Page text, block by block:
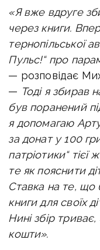
«Я вже вдруге
через книги.
тернопільської
Пульс!“ про
— розповідає
— Тоді я збирав
був поранений
я допомагаю
за донат у 100
патріотики“
те як пояснити
Ставка на те, що
книги для своїх
Нині збір
кошти».